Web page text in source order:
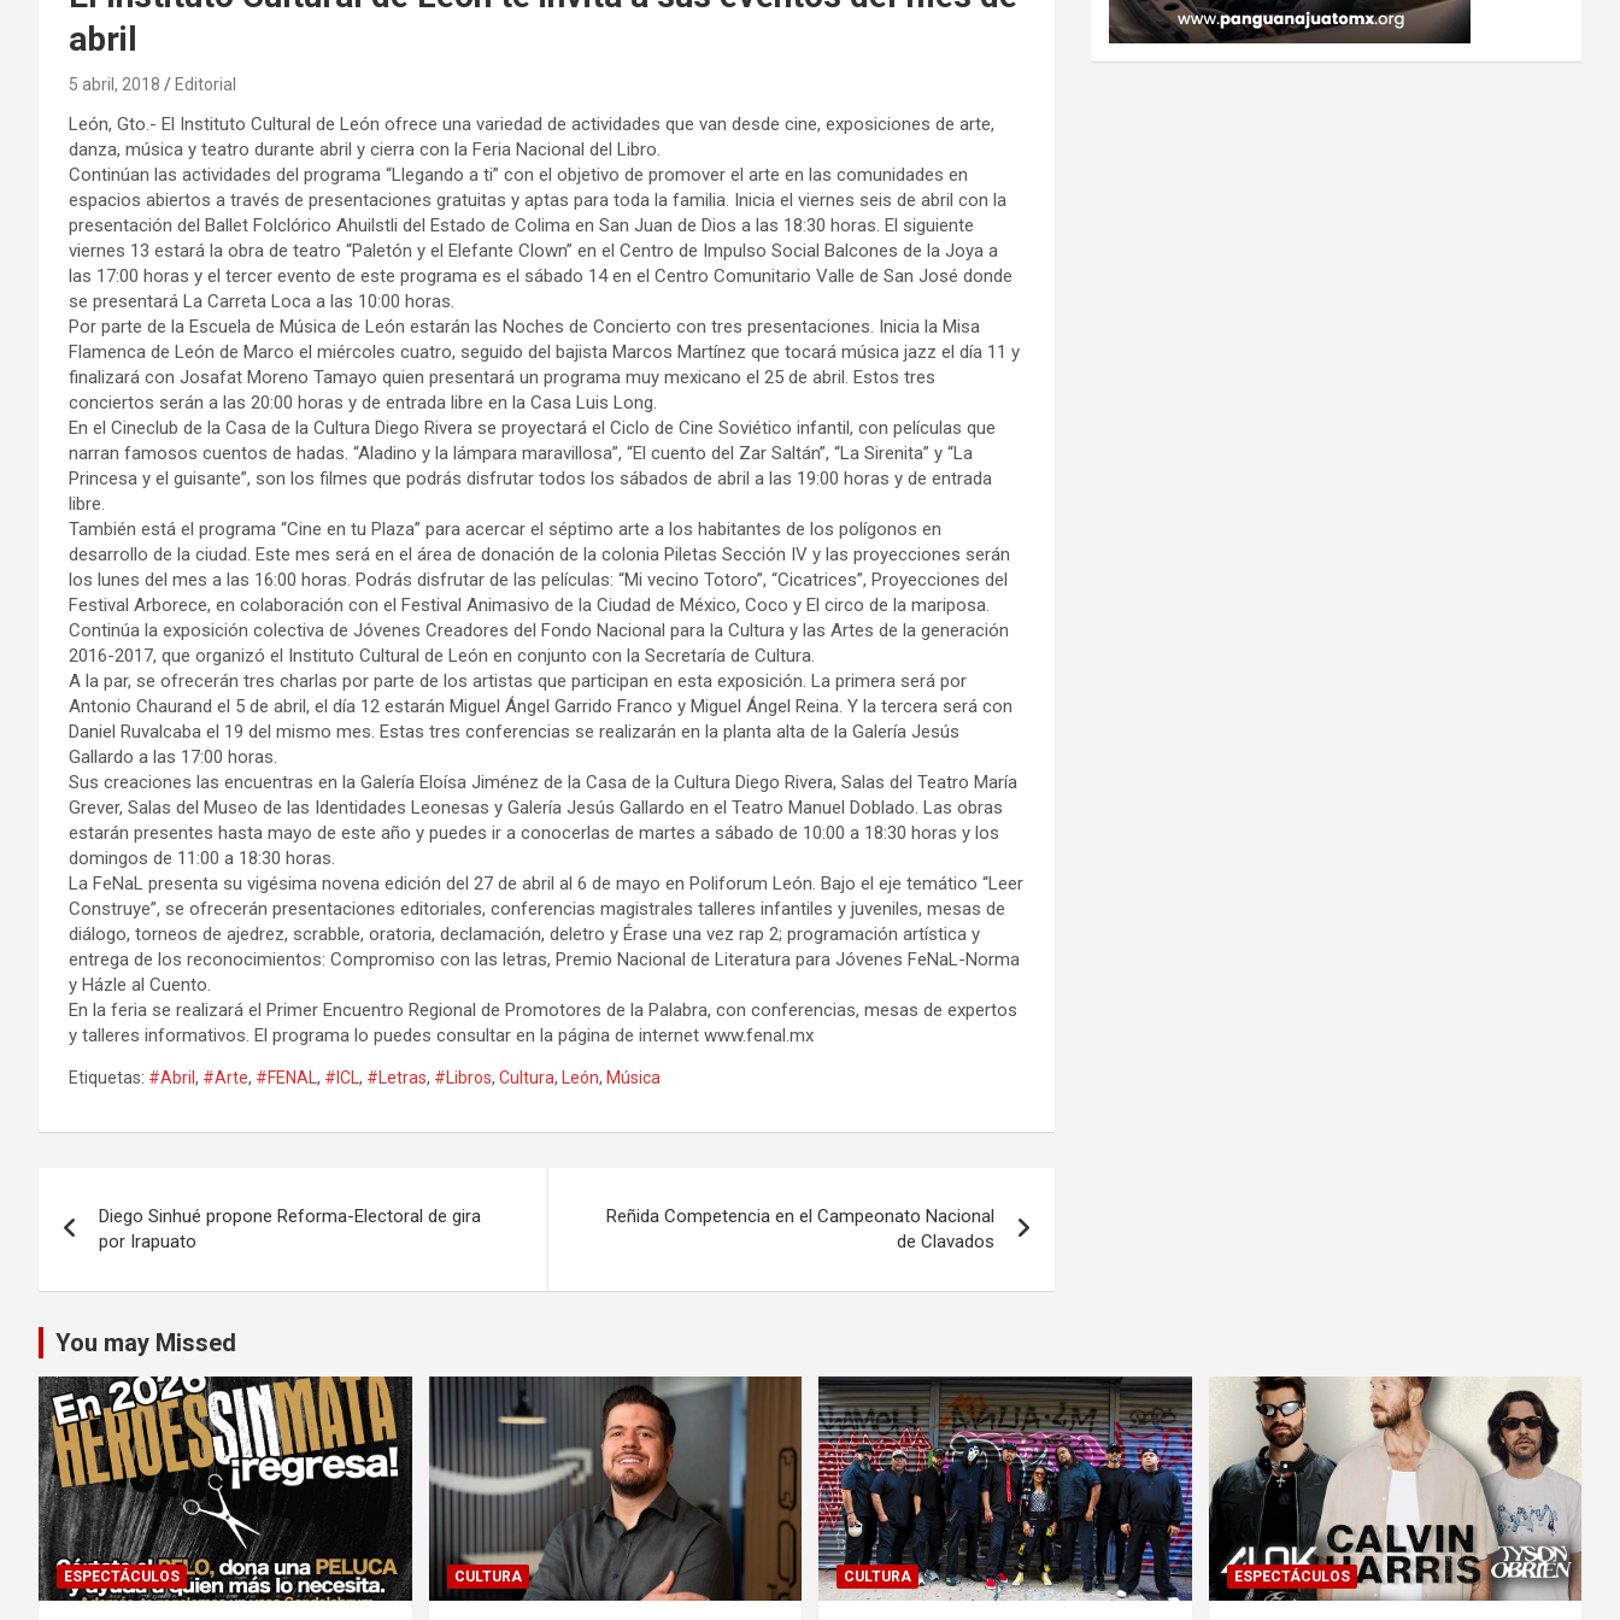
abril
5 abril, 2018 Editorial
León, Gto.- El Instituto Cultural de León ofrece una variedad de actividades que van desde cine, exposiciones de arte,
danza, música y teatro durante abril y cierra con la Feria Nacional del Libro.
Continúan las actividades del programa “Llegando a ti” con el objetivo de promover el arte en las comunidades en
espacios abiertos a través de presentaciones gratuitas y aptas para toda la familia. Inicia el viernes seis de abril con la
presentación del Ballet Folclórico Ahuilstli del Estado de Colima en San Juan de Dios a las 18:30 horas. El siguiente
viernes 13 estará la obra de teatro “Paletón y el Elefante Clown” en el Centro de Impulso Social Balcones de la Joya a
las 17:00 horas y el tercer evento de este programa es el sábado 14 en el Centro Comunitario Valle de San José donde
se presentará La Carreta Loca a las 10:00 horas.
Por parte de la Escuela de Música de León estarán las Noches de Concierto con tres presentaciones. Inicia la Misa
Flamenca de León de Marco el miércoles cuatro, seguido del bajista Marcos Martínez que tocará música jazz el día 11 y
finalizará con Josafat Moreno Tamayo quien presentará un programa muy mexicano el 25 de abril. Estos tres
conciertos serán a las 20:00 horas y de entrada libre en la Casa Luis Long.
En el Cineclub de la Casa de la Cultura Diego Rivera se proyectará el Ciclo de Cine Soviético infantil, con películas que
narran famosos cuentos de hadas. “Aladino y la lámpara maravillosa”, “El cuento del Zar Saltán”, “La Sirenita” y “La
Princesa y el guisante”, son los filmes que podrás disfrutar todos los sábados de abril a las 19:00 horas y de entrada
libre.
También está el programa “Cine en tu Plaza” para acercar el séptimo arte a los habitantes de los polígonos en
desarrollo de la ciudad. Este mes será en el área de donación de la colonia Piletas Sección IV y las proyecciones serán
los lunes del mes a las 16:00 horas. Podrás disfrutar de las películas: “Mi vecino Totoro”, “Cicatrices”, Proyecciones del
Festival Arborece, en colaboración con el Festival Animasivo de la Ciudad de México, Coco y El circo de la mariposa.
Continúa la exposición colectiva de Jóvenes Creadores del Fondo Nacional para la Cultura y las Artes de la generación
2016-2017, que organizó el Instituto Cultural de León en conjunto con la Secretaría de Cultura.
A la par, se ofrecerán tres charlas por parte de los artistas que participan en esta exposición. La primera será por
Antonio Chaurand el 5 de abril, el día 12 estarán Miguel Ángel Garrido Franco y Miguel Ángel Reina. Y la tercera será con
Daniel Ruvalcaba el 19 del mismo mes. Estas tres conferencias se realizarán en la planta alta de la Galería Jesús
Gallardo a las 17:00 horas.
Sus creaciones las encuentras en la Galería Eloísa Jiménez de la Casa de la Cultura Diego Rivera, Salas del Teatro María
Grever, Salas del Museo de las Identidades Leonesas y Galería Jesús Gallardo en el Teatro Manuel Doblado. Las obras
estarán presentes hasta mayo de este año y puedes ir a conocerlas de martes a sábado de 10:00 a 18:30 horas y los
domingos de 11:00 a 18:30 horas.
La FeNaL presenta su vigésima novena edición del 27 de abril al 6 de mayo en Poliforum León. Bajo el eje temático “Leer
Construye”, se ofrecerán presentaciones editoriales, conferencias magistrales talleres infantiles y juveniles, mesas de
diálogo, torneos de ajedrez, scrabble, oratoria, declamación, deletro y Érase una vez rap 2; programación artística y
entrega de los reconocimientos: Compromiso con las letras, Premio Nacional de Literatura para Jóvenes FeNaL-Norma
y Házle al Cuento.
En la feria se realizará el Primer Encuentro Regional de Promotores de la Palabra, con conferencias, mesas de expertos
y talleres informativos. El programa lo puedes consultar en la página de internet www.fenal.mx
Etiquetas: #Abril , #Arte, #FENAL , #ICL , #Letras, #Libros, Cultura, León, Música
de
entradas
Diego Sinhué propone Reforma-Electoral de gira
por Irapuato
Reñida Competencia en el Campeonato Nacional
de Clavados
You may Missed
ESPECTÁCULOS CULTURA CULTURA ESPECTÁCULOS